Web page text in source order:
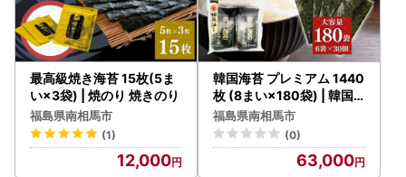
最高級焼き海苔 15枚(5ま
い×3袋) | 焼のり 焼きのり
福島県南相馬市
(1)
12,000
韓国海苔 プレミアム 1440
枚 (8まい×180袋) | 韓国
のり
福島県南相馬市
(0)
63,000